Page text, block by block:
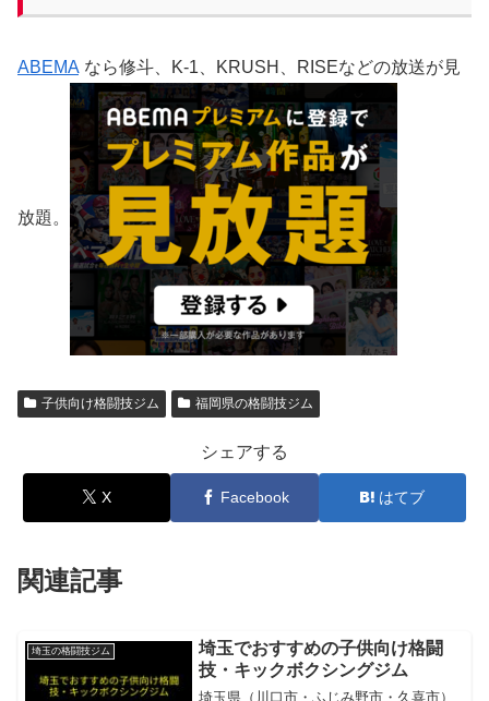
ABEMA なら修斗、K-1、KRUSH、RISEなどの放送が見
放題。
子供向け格闘技ジム 福岡県の格闘技ジム
シェアする
X Facebook はてブ
関連記事
埼玉の格闘技ジム
埼玉でおすすめの子供向け格闘
技・キックボクシングジム
埼玉県（川口市・ふじみ野市・久喜市）